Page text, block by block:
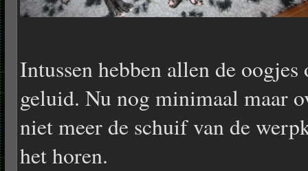
Intussen hebben allen de oogjes
geluid. Nu nog minimaal maar
niet meer de schuif van de
het horen.